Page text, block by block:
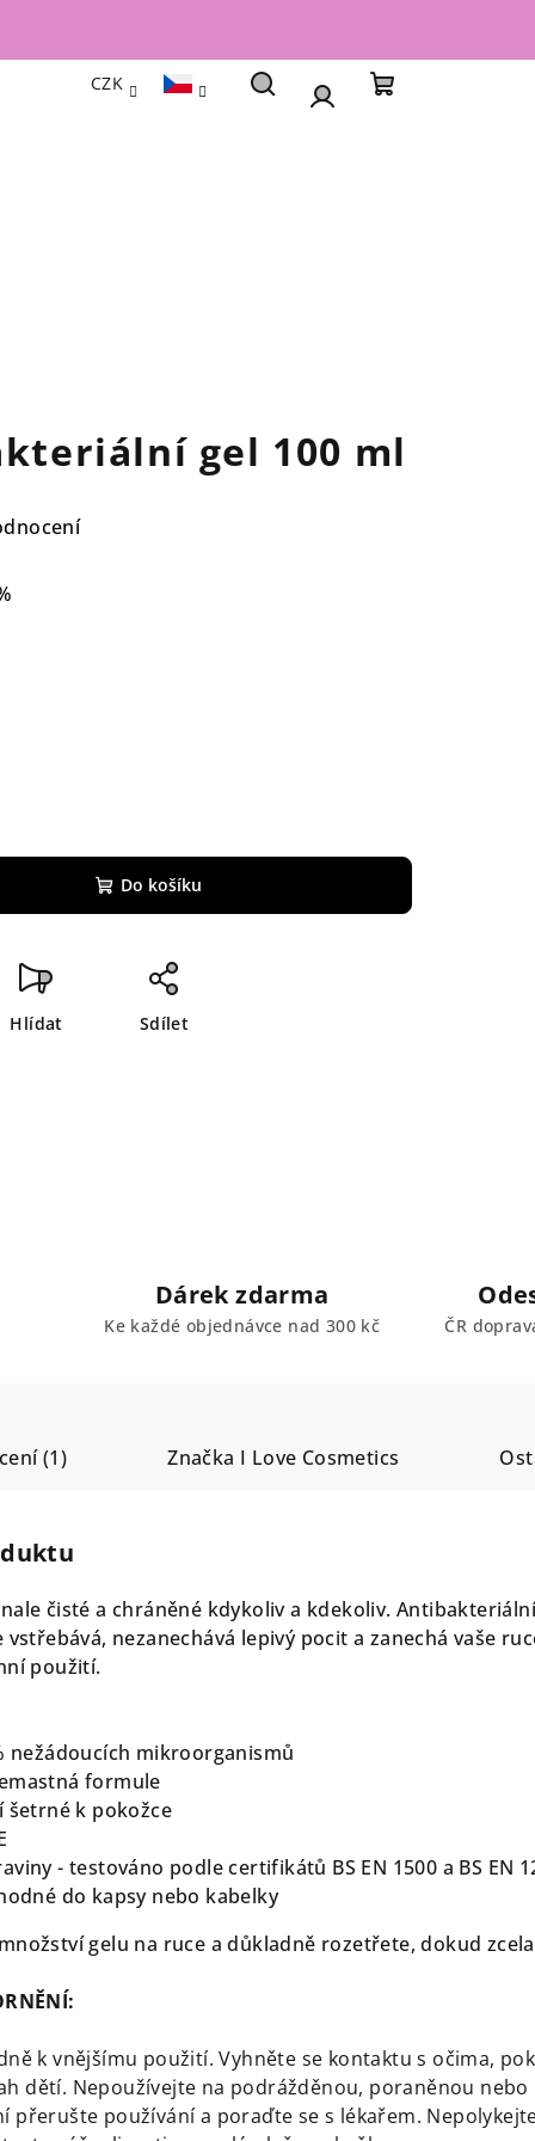
CZK
Hledat
gel 100 ml
Do košíku
Hlídat Sdílet
Dárek zdarma
Ke každé objednávce nad 300 kč ČR
(1) Značka I Love Cosmetics
čisté a chráněné kdykoliv a kdekoliv.
vstřebává, nezanechává lepivý pocit a zanechá vaše
použití.
nežádoucích mikroorganismů
formule
šetrné k pokožce
- testováno podle certifikátů BS EN 1500 a BS EN
do kapsy nebo kabelky
gelu na ruce a důkladně rozetřete, dokud
k vnějšímu použití. Vyhněte se kontaktu s očima,
dětí. Nepoužívejte na podrážděnou, poraněnou
přerušte používání a poraďte se s lékařem.